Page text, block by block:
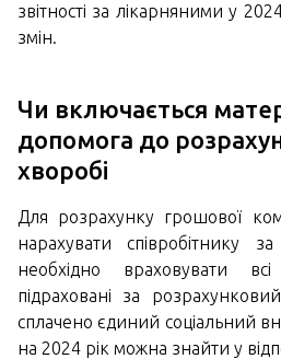
звітності за лікарняними у
змін.
Чи включається
допомога до
хворобі
Для розрахунку грошової
нарахувати співробітнику
необхідно враховувати
підраховані за
сплачено єдиний соціальний
на 2024 рік можна знайти у